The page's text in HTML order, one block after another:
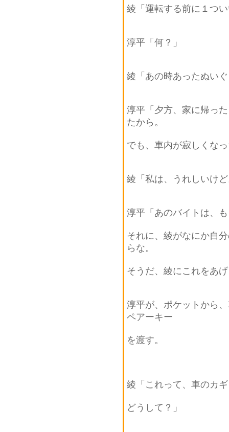
綾「運転する前に１つ
淳平「何？」
綾「あの時あったぬい
淳平「夕方、家に帰っ
たから。
でも、車内が寂しくな
綾「私は、うれしいけ
淳平「あのバイトは、
それに、綾がなにか自
らな。
そうだ、綾にこれをあ
淳平が、ポケットから
ペアーキー
を渡す。
綾「これって、車のカ
どうして？」